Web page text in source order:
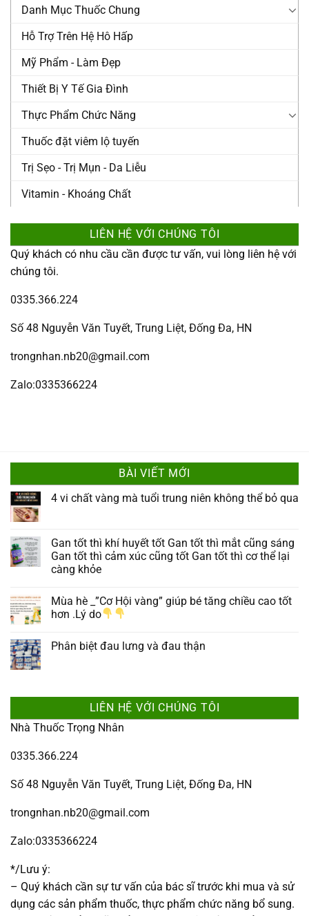
Danh Mục Thuốc Chung
Hỗ Trợ Trên Hệ Hô Hấp
Mỹ Phẩm - Làm Đẹp
Thiết Bị Y Tế Gia Đình
Thực Phẩm Chức Năng
Thuốc đặt viêm lộ tuyến
Trị Sẹo - Trị Mụn - Da Liễu
Vitamin - Khoáng Chất
LIÊN HỆ VỚI CHÚNG TÔI
Quý khách có nhu cầu cần được tư vấn, vui lòng liên hệ với
chúng tôi.
0335.366.224
Số 48 Nguyễn Văn Tuyết, Trung Liệt, Đống Đa, HN
trongnhan.nb20@gmail.com
Zalo:0335366224
BÀI VIẾT MỚI
4 vi chất vàng mà tuổi trung niên không thể bỏ qua
Gan tốt thì khí huyết tốt Gan tốt thì mắt cũng sáng
Gan tốt thì cảm xúc cũng tốt Gan tốt thì cơ thể lại
càng khỏe
Mùa hè _”Cơ Hội vàng” giúp bé tăng chiều cao tốt
hơn .Lý do
Phân biệt đau lưng và đau thận
LIÊN HỆ VỚI CHÚNG TÔI
Nhà Thuốc Trọng Nhân
0335.366.224
Số 48 Nguyễn Văn Tuyết, Trung Liệt, Đống Đa, HN
trongnhan.nb20@gmail.com
Zalo:0335366224
*/Lưu ý:
– Quý khách cần sự tư vấn của bác sĩ trước khi mua và sử
dụng các sản phẩm thuốc, thực phẩm chức năng bổ sung.